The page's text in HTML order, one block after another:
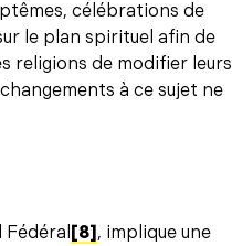
célébrations de
le plan spirituel afin de
religions de modifier leurs
à ce sujet ne
Fédéral [8] , implique une